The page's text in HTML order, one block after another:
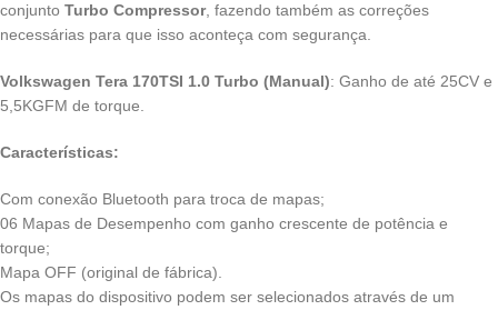
conjunto Turbo Compressor, fazendo também as correções
necessárias para que isso aconteça com segurança.
Volkswagen Tera 170TSI 1.0 Turbo (Manual): Ganho de até 25CV e
5,5KGFM de torque.
Características:
Com conexão Bluetooth para troca de mapas;
06 Mapas de Desempenho com ganho crescente de potência e
torque;
Mapa OFF (original de fábrica).
Os mapas do dispositivo podem ser selecionados através de um